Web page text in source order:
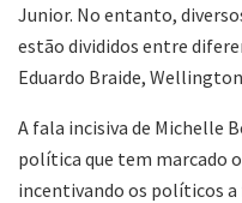
Junior. No entanto,
estão divididos entre
Eduardo Braide,
A fala incisiva de Michelle
política que tem marcado
incentivando os políticos